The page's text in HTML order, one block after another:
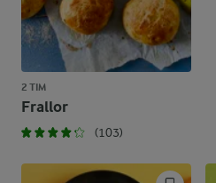
2 TIM
Frallor
(103)